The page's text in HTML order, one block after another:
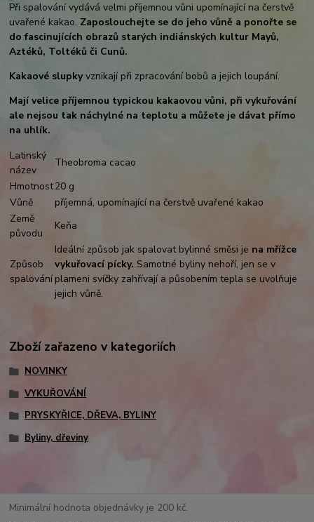
Při spalování vydává velmi příjemnou vůni upomínající na čerstvě
uvařené kakao. Zaposlouchejte se do jeho vůně a ponořte se
do fascinujících obrazů starých indiánských kultur Mayů,
Aztéků, Toltéků či Cunů.
Kakaové slupkyvznikají při zpracování bobů a jejich loupání.
Mají velice příjemnou typickou kakaovou vůni, při vykuřování
ale nejsou tak náchylné na teplotu a můžete je dávat přímo
na uhlík.
Latinský
název
Theobroma cacao
Hmotnost20 g
Vůně
příjemná, upomínající na čerstvě uvařené kakao
Země
původu
Keňa
Způsob
spalování
Ideální způsob jak spalovat bylinné směsi je na mřížce
vykuřovací pícky. Samotné byliny nehoří, jen se v
plameni svíčky zahřívají a působením tepla se uvolňuje
jejich vůně.
Zboží zařazeno v kategoriích
NOVINKY
VYKUŘOVÁNÍ
PRYSKYŘICE, DŘEVA, BYLINY
Byliny, dřeviny
Minimální hodnota objednávky je 200 kč.